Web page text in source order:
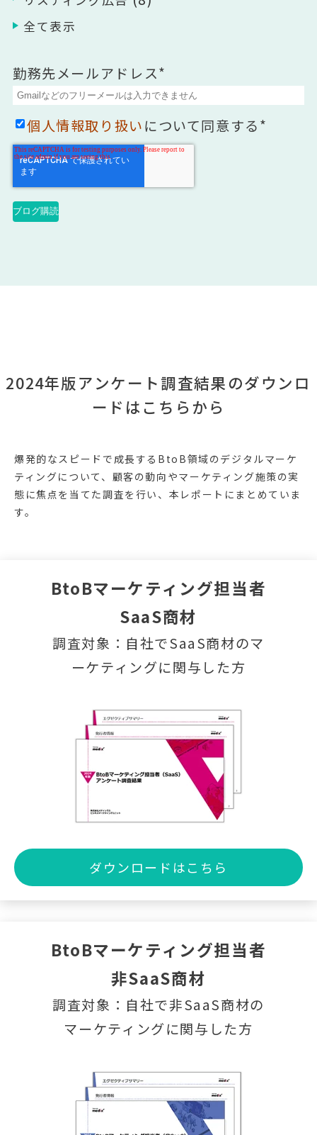
全て表示
勤務先メールアドレス*
個人情報取り扱いについて同意する*
2024年版アンケート調査結果のダウンロ
ードはこちらから
爆発的なスピードで成長するBtoB領域のデジタルマーケ
ティングについて、顧客の動向やマーケティング施策の実
態に焦点を当てた調査を行い、本レポートにまとめていま
す。
BtoBマーケティング担当者
SaaS商材
調査対象：自社でSaaS商材のマ
ーケティングに関与した方
ダウンロードはこちら
BtoBマーケティング担当者
非SaaS商材
調査対象：自社で非SaaS商材の
マーケティングに関与した方